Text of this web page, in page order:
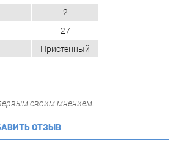
2
27
Пристенный
своим мнением.
ОТЗЫВ